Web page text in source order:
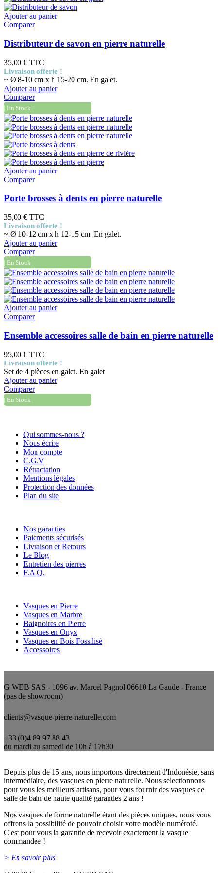
Ajouter au panier
Comparer
Distributeur de savon en pierre naturelle
35,00 € TTC
Livraison offerte !
~ Ø 8-10 cm x h 15-20 cm. En galet.
Ajouter au panier
Comparer
| En Stock |
Ajouter au panier
Comparer
Porte brosses à dents en pierre naturelle
35,00 € TTC
Livraison offerte !
~ Ø 10-12 cm x h 12-15 cm. En galet.
Ajouter au panier
Comparer
| En Stock |
Ajouter au panier
Comparer
Ensemble accessoires salle de bain en pierre naturelle
95,00 € TTC
Livraison offerte !
Set de 4 pièces en galet. En galet
Ajouter au panier
Comparer
| En Stock |
Qui sommes-nous ?
Nous écrire
Mon compte
C.G.V
Rétractation
Mentions légales
Protection des données
Plan du site
Nos garanties
Paiements sécurisés
Livraison et Retours
Le Blog
Entretien des pierres
F.A.Q.
Vasques en Pierre
Vasques en Marbre
Baignoires en Pierre
Vasques en Onyx
Vasques en Bois Fossilisé
Accessoires
G WEB SAS - 1096 av. Marcel Pagnol 06610 La Gaude - France
(pas de showroom)
clients@vasque-pierre-naturelle.com
+33 (0)4 89 97 88 43
du mardi au samedi de 10h à 17h30
Depuis plus de 15 ans, nous importons directement d'Indonésie, sans
intermédiaire, des vasques en pierre naturelle. Nous sélectionnons
pour vous les meilleurs artisans, pour vous fournir des vasques de
salle de bain de haute qualité garanties 2 ans !
Nos vasques de forme naturelle étant des pièces uniques, nous vous
offrons la possibilité de pouvoir choisir votre modèle numéroté.
C'est pour vous la garantie de recevoir exactement la vasque
commandée !
> En savoir plus